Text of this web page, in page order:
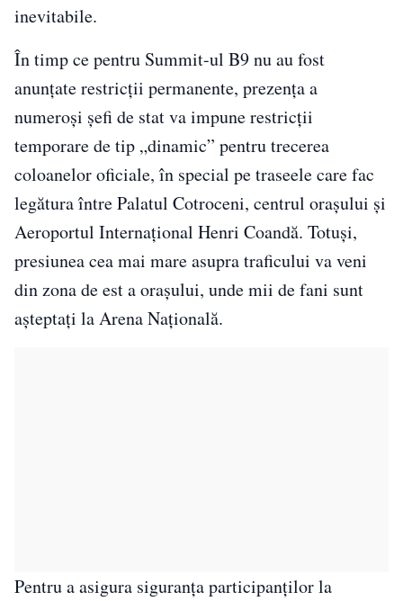
inevitabile.
În timp ce pentru Summit-ul B9 nu au fost
anunțate restricții permanente, prezența a
numeroși șefi de stat va impune restricții
temporare de tip „dinamic” pentru trecerea
coloanelor oficiale, în special pe traseele care fac
legătura între Palatul Cotroceni, centrul orașului și
Aeroportul Internațional Henri Coandă. Totuși,
presiunea cea mai mare asupra traficului va veni
din zona de est a orașului, unde mii de fani sunt
așteptați la Arena Națională.
Pentru a asigura siguranța participanților la